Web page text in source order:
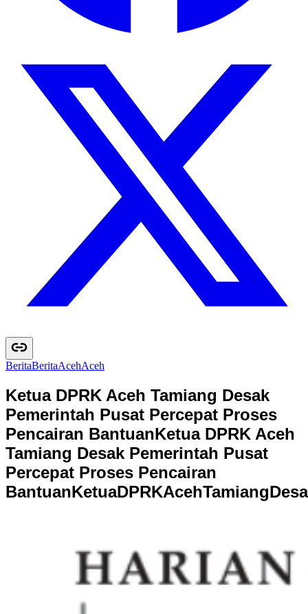
BeritaBeritaAcehAceh
Ketua DPRK Aceh Tamiang Desak
Pemerintah Pusat Percepat Proses
Pencairan BantuanKetua DPRK Aceh
Tamiang Desak Pemerintah Pusat
Percepat Proses Pencairan
BantuanKetuaDPRKAcehTamiangDesa